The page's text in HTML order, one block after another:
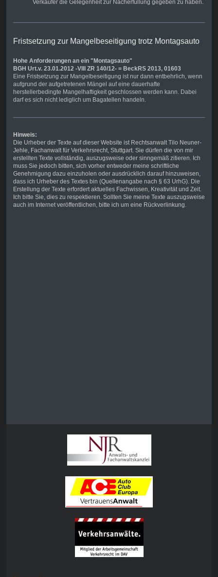
Verkäufer die Gelegenheit zur Nacherfüllung gegeben zu haben.
Fristsetzung zur Mangelbeseitigung trotz Montagsauto
Hohe Anforderungen an ein "Montagsauto"
BGH Urt.v. 23.01.2012 -VIII ZR 140/12- = BeckRS 2013, 01603
Eine Fristsetzung zur Mangelbeseitigung ist nur dann entbehrlich, wenn
aufgrund der aufgetretenen Mängel auf eine dauerhafte
herstellerbedingte Mangelhaftigkeit geschlossen werden kann. Dabei
darf es sich nicht lediglich um Bagatellen handeln.
Hinweis:
Die Urheber der Texte auf dieser Website ist Rechtsanwalt Tilo Neuner-
Jehle, Fachanwalt für Verkehrsrecht, Stuttgart. Sie dürfen die von mir
erstellten Texte vollständig, auszugsweise oder sinngemäß zitieren. Ich
muss Sie jedoch bitten, sich vorher entweder meine schriftliche
Genehmigung dazu einzuholen oder ausdrücklich darauf hinzuweisen,
dass ich Urheber des Textes bin (Quellenangabe nach § 63 UrhG). Die
Erstellung der Texte erfordert aktuelles Fachwissen, Kreativität und Zeit.
Ich bitte Sie, dies zu respektieren. Sollten Sie meine Texte auszugsweise
auch im Internet veröffentlichen, bitte ich um eine Rückverlinkung.